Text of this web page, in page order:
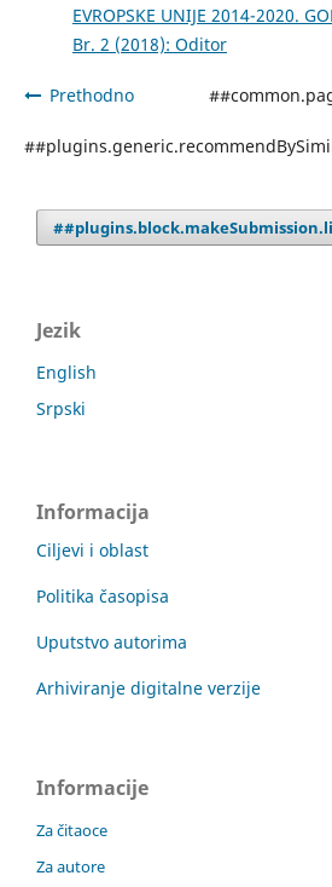
EVROPSKE UNIJE 2014-2020.
Br. 2 (2018): Oditor
Prethodno
Jezik
English
Srpski
Informacija
Ciljevi i oblast
Politika časopisa
Uputstvo autorima
Arhiviranje digitalne verzije
Informacije
Za čitaoce
Za autore